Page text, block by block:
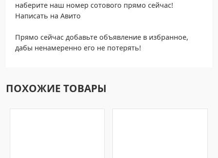
наберите наш номер сотового прямо сейчас!
Написать на Авито
Прямо сейчас добавьте объявление в избранное,
дабы ненамеренно его не потерять!
ПОХОЖИЕ ТОВАРЫ